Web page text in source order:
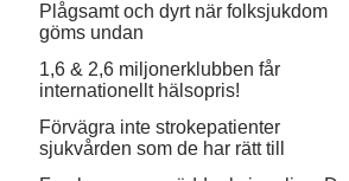
Plågsamt och dyrt när folksjukdom
göms undan
1,6 & 2,6 miljonerklubben får
internationellt hälsopris!
Förvägra inte strokepatienter
sjukvården som de har rätt till